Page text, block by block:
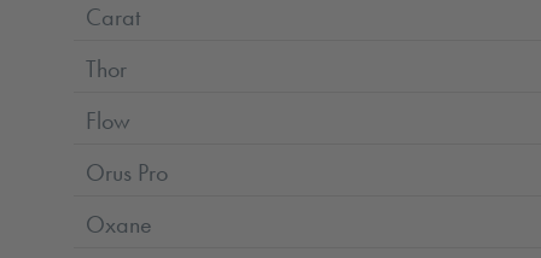
Carat
Thor
Flow
Orus Pro
Oxane